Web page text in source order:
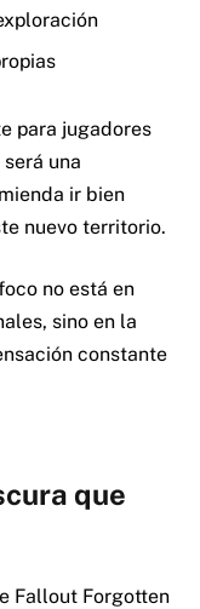
para jugadores
una
ir bien
nuevo territorio.
no está en
sino en la
constante
que
Fallout Forgotten